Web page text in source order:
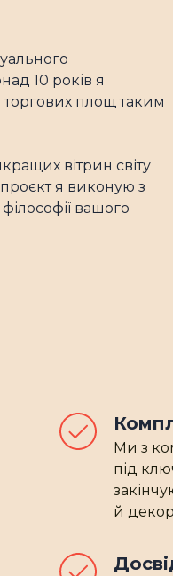
10 років я
площ таким
вітрин світу
я виконую з
вашого
Ми з
під
й